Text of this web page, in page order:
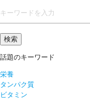
話題のキーワード
栄養
タンパク質
ビタミン